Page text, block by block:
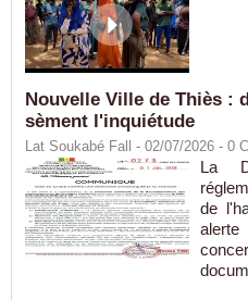
Nouvelle Ville de Thiès :
sèment l'inquiétude
Lat Soukabé Fall - 02/07/2026 - 0
La
de